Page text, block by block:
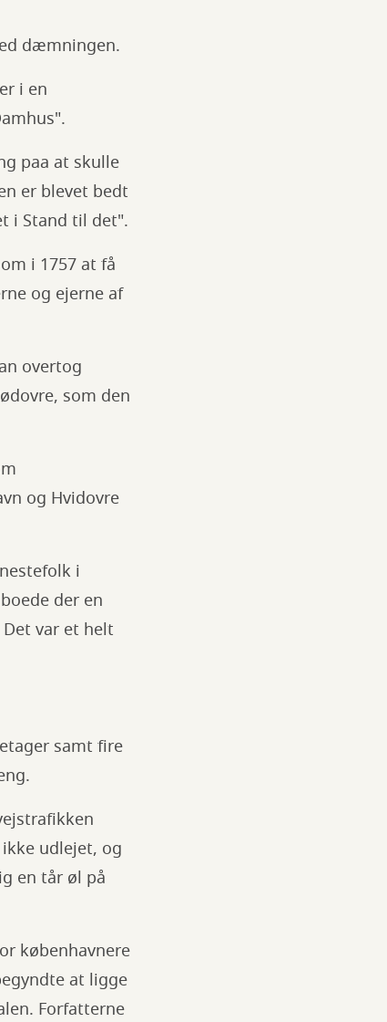
dæmningen.
i en
paa at skulle
er blevet bedt
i Stand til det".
i 1757 at få
og ejerne af
overtog
som den
og Hvidovre
i
der en
var et helt
samt fire
udlejet, og
en tår øl på
københavnere
at ligge
Forfatterne